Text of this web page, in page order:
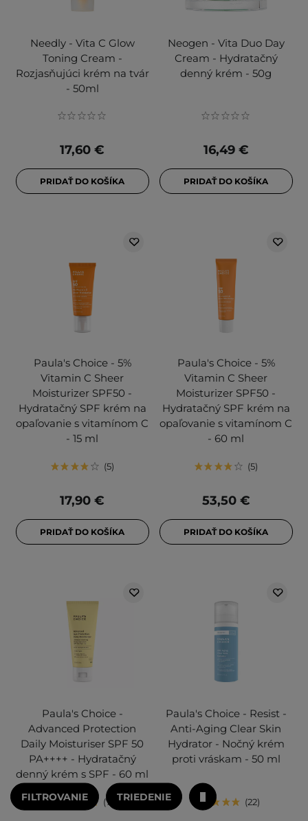
Needly - Vita C Glow
Toning Cream -
Rozjasňujúci krém na tvár
- 50ml
17,60 €
PRIDAŤ DO KOŠÍKA
Neogen - Vita Duo Day
Cream - Hydratačný
denný krém - 50g
16,49 €
PRIDAŤ DO KOŠÍKA
Paula's Choice - 5%
Vitamin C Sheer
Moisturizer SPF50 -
Hydratačný SPF krém na
opaľovanie s vitamínom C
- 15 ml
5
17,90 €
PRIDAŤ DO KOŠÍKA
Paula's Choice - 5%
Vitamin C Sheer
Moisturizer SPF50 -
Hydratačný SPF krém na
opaľovanie s vitamínom C
- 60 ml
5
53,50 €
PRIDAŤ DO KOŠÍKA
Paula's Choice -
Advanced Protection
Daily Moisturiser SPF 50
PA++++ - Hydratačný
denný krém s SPF - 60 ml
7
Paula's Choice - Resist -
Anti-Aging Clear Skin
Hydrator - Nočný krém
proti vráskam - 50 ml
22
FILTROVANIE TRIEDENIE